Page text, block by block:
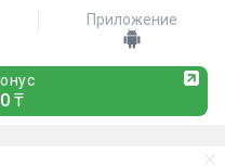
₸
Приложение